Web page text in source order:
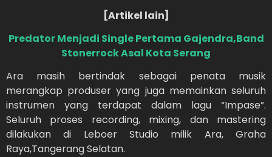
[Artikel lain]
Predator Menjadi Single Pertama Gajendra,Band
Stonerrock Asal Kota Serang
Ara masih bertindak sebagai penata musik
merangkap produser yang juga memainkan seluruh
instrumen yang terdapat dalam lagu “Impase”.
Seluruh proses recording, mixing, dan mastering
dilakukan di Leboer Studio milik Ara, Graha
Raya,Tangerang Selatan.